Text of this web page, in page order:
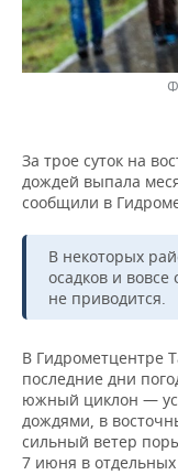
НЕФТЕХИМИЯ
НЕФТЬ
ЭНЕРГЕТИКА
РОЗНИЧНАЯ
НОВОСТИ
МЕРОПРИЯТИЯ
НОВОСТИ
БИЗНЕС-БРАНЧИ
ОТКРЫТАЯ
ФУТБОЛ
БАСКЕТБОЛ
КИБЕРСПОРТ
ФИГУРНОЕ
НОВОСТИ
ИНФРАСТРУКТУРА
КУЛЬТУРА
МЕДИЦИНА
ФОТОГАЛЕРЕЯ
СЮЖЕТЫ
СПРАВОЧНИК
СПИСОК
За трое суток на
дождей выпала
сообщили в
В некоторых
осадков и
не приводится.
В Гидрометцентре
последние дни
южный циклон —
дождями, в
сильный ветер
7 июня в